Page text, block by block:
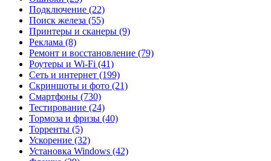
Подключение (22)
Поиск железа (55)
Принтеры и сканеры (9)
Реклама (8)
Ремонт и восстановление (79)
Роутеры и Wi-Fi (41)
Сеть и интернет (199)
Скриншоты и фото (21)
Смартфоны (730)
Тестирование (24)
Тормоза и фризы (40)
Торренты (5)
Ускорение (32)
Установка Windows (42)